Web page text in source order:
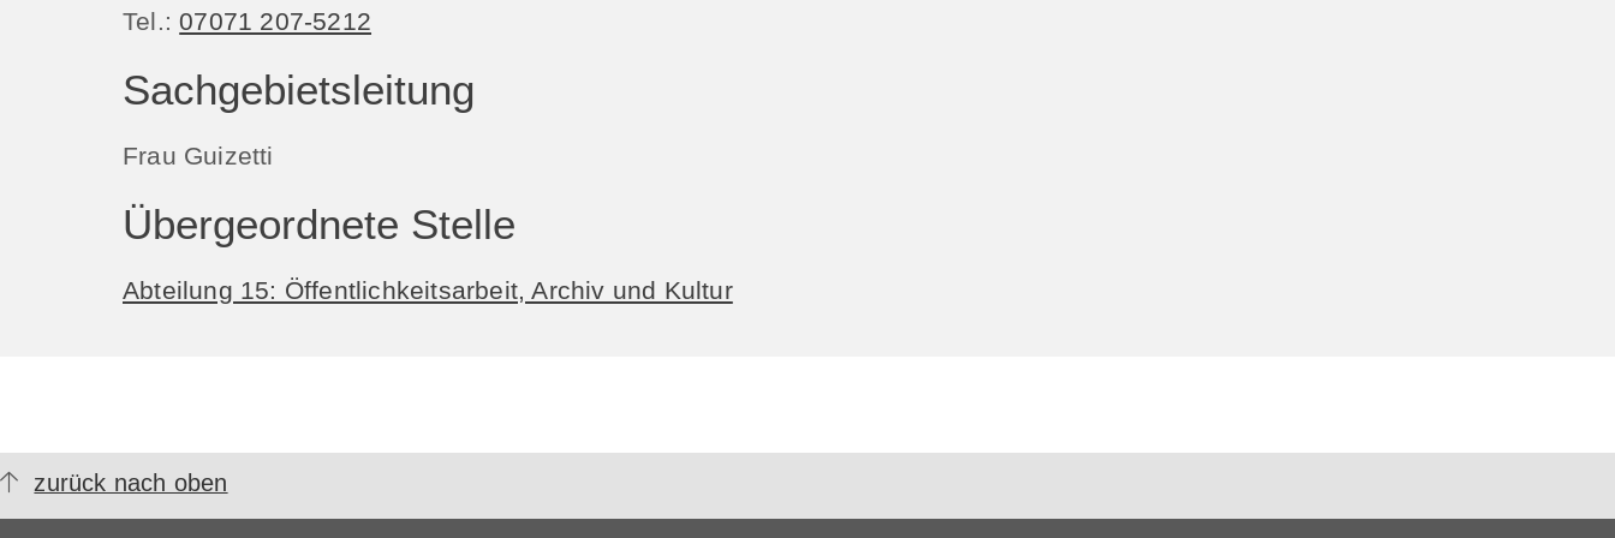
Tel.:07071 207-5212
Sachgebietsleitung
Frau Guizetti
Übergeordnete Stelle
Abteilung 15: Öffentlichkeitsarbeit, Archiv und Kultur
zurück nach oben